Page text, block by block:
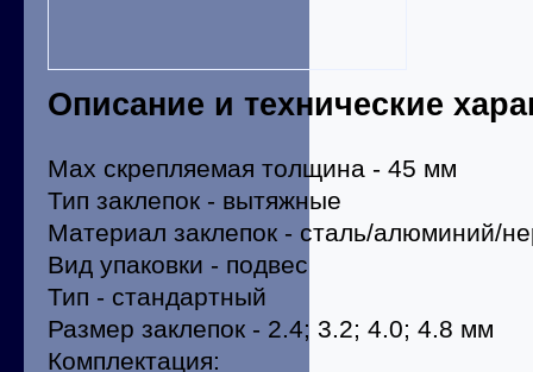
Описание и технические
Max скрепляемая толщина - 45 мм
Тип заклепок - вытяжные
Материал заклепок - сталь/алюминий/
Вид упаковки - подвес
Тип - стандартный
Размер заклепок - 2.4; 3.2; 4.0; 4.8 мм
Комплектация: